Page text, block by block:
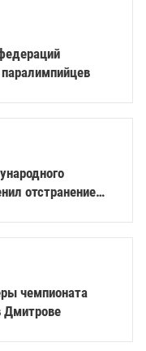
отстранение
чемпионата
Дмитрове